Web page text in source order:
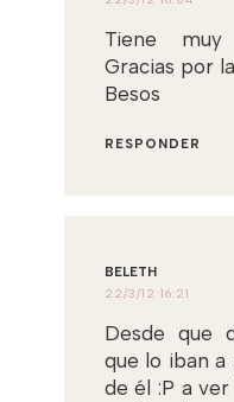
Tiene
Gracias por
Besos
RESPONDER
BELETH
22/3/12 16:21
Desde que
que lo iban a
de él :P a